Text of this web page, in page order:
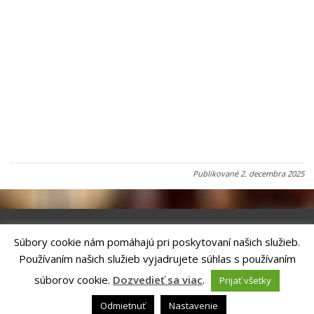
Publikované2. decembra 2025
Riešenie ANTIK SMART CITY
| Technický prevádzkovateľ – MVI
Technology, s.r.o.
Správca webového sídla: Mesto Kežmarok, Hlavné námestie, 060 01
Kežmarok, tel.: +421524660111
podatelna@kezmarok.sk,|Vyhlásenie o prístupnosti
Ochrana osobných údajov
Súbory cookie nám pomáhajú pri poskytovaní našich služieb.
Používaním našich služieb vyjadrujete súhlas s používaním
súborov cookie. Dozvedieť sa viac.
Prijať všetky
Odmietnuť
Nastavenie